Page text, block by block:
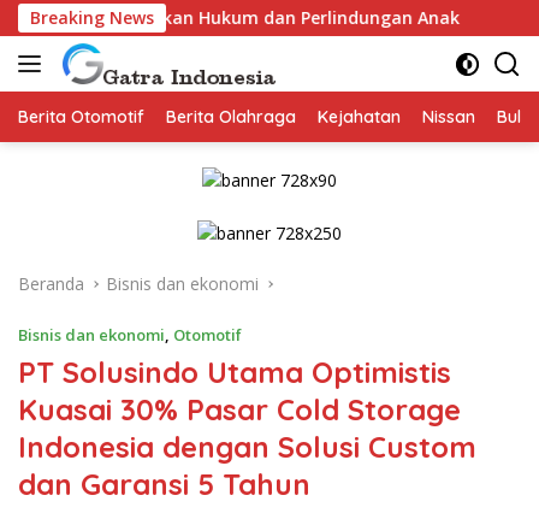
Langsung
ke
konten
Breaking News
Hukum dan Perlindungan Anak Staf Khusus
Berita Otomotif Berita Olahraga Kejahatan Nissan
Beranda Bisnis dan ekonomi
Bisnis dan ekonomi Otomotif
PT Solusindo Utama Optimistis
Kuasai 30% Pasar Cold Storage
Indonesia dengan Solusi Custom
dan Garansi 5 Tahun